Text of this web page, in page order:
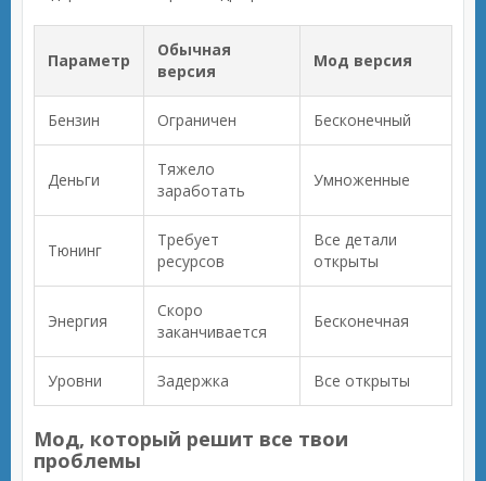
Параметр
Обычная
версия
Мод версия
Бензин Ограничен Бесконечный
Деньги
Тяжело
заработать
Умноженные
Тюнинг
Требует
ресурсов
Все детали
открыты
Энергия
Скоро
заканчивается
Бесконечная
Уровни Задержка Все открыты
Мод, который решит все твои
проблемы